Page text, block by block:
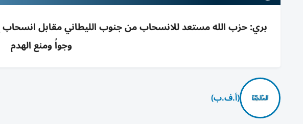
بري: حزب الله مستعد للانسحاب من جنوب الليطاني مقابل
وجواً ومنع الهدم
(أ.ف.ب)